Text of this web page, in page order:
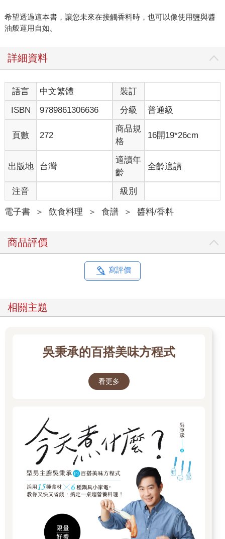
希望透過這本書，讓您未來在接觸香料時，也可以像使用鹽與醬
油般運用自如。
詳細資料
語言 中文繁體
裝訂
ISBN
9789861306636 分級 普通級
頁數 272
商品規
格
16開19*26cm
出版地 台灣
適讀年
齡
全齡適讀
注音 級別
電子書 ＞ 飲食料理 ＞ 食譜 ＞ 醬料/香料
商品評價
寫評價
相關主題
吳秉承的百搭美味方程式
看更多